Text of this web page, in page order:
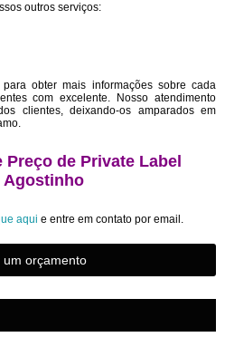
outros serviços:
obter mais informações sobre cada
com excelente. Nosso atendimento
clientes, deixando-os amparados em
de Private Label
Agostinho
aqui e entre em contato por email.
um orçamento